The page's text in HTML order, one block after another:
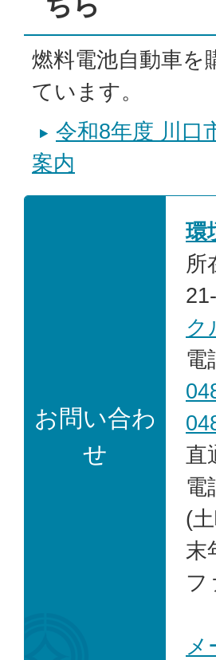
燃料電池自動車を
ています。
令和8年度 川口
案内
お問い合わ
せ
環
所
ク
電
直
電
(
末
フ
メ